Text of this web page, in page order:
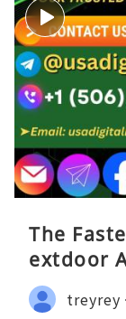
The
extdoor
treyrey